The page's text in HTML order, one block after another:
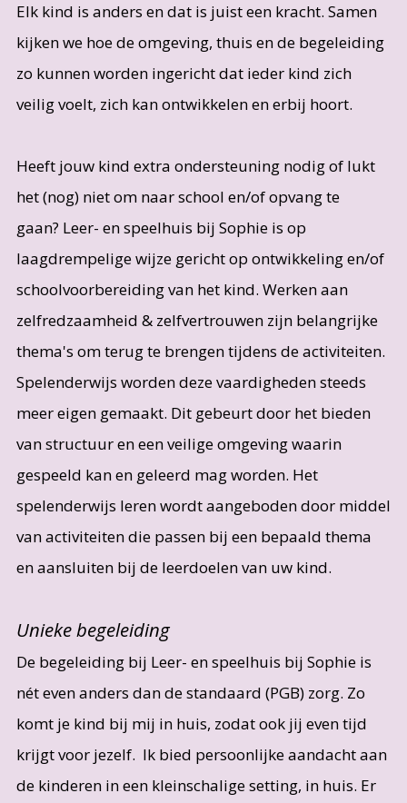
Elk kind is anders en dat is juist een kracht. Samen
kijken we hoe de omgeving, thuis en de begeleiding
zo kunnen worden ingericht dat ieder kind zich
veilig voelt, zich kan ontwikkelen en erbij hoort.
Heeft jouw kind extra ondersteuning nodig of lukt
het (nog) niet om naar school en/of opvang te
gaan? Leer- en speelhuis bij Sophie is op
laagdrempelige wijze gericht op ontwikkeling en/of
schoolvoorbereiding van het kind. Werken aan
zelfredzaamheid & zelfvertrouwen zijn belangrijke
thema's om terug te brengen tijdens de activiteiten.
Spelenderwijs worden deze vaardigheden steeds
meer eigen gemaakt. Dit gebeurt door het bieden
van structuur en een veilige omgeving waarin
gespeeld kan en geleerd mag worden. Het
spelenderwijs leren wordt aangeboden door middel
van activiteiten die passen bij een bepaald thema
en aansluiten bij de leerdoelen van uw kind.
Unieke begeleiding
De begeleiding bij Leer- en speelhuis bij Sophie is
nét even anders dan de standaard (PGB) zorg. Zo
komt je kind bij mij in huis, zodat ook jij even tijd
krijgt voor jezelf. Ik bied persoonlijke aandacht aan
de kinderen in een kleinschalige setting, in huis. Er